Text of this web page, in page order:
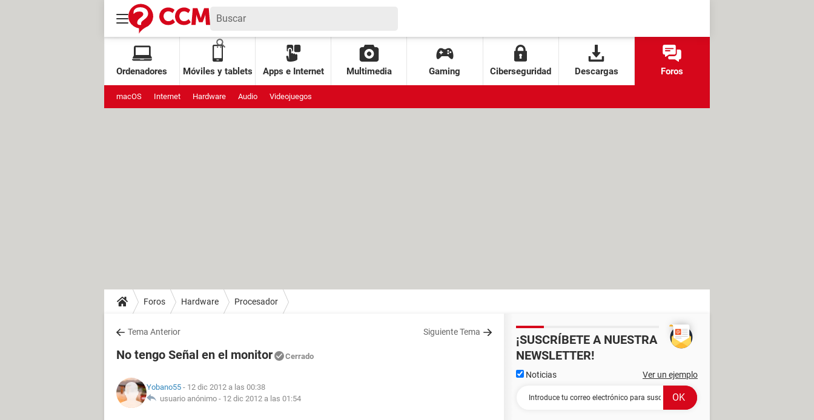
Ordenadores Móviles y tablets Apps e Internet Multimedia Gaming Ciberseguridad Descargas Foros
macOS Internet Hardware Audio Videojuegos
Foros Hardware Procesador
Tema Anterior Siguiente Tema
No tengo Señal en el monitor Cerrado
Yobano55 - 12 dic 2012 a las 00:38
usuario anónimo - 12 dic 2012 a las 01:54
¡SUSCRÍBETE A NUESTRA
NEWSLETTER!
Noticias Ver un ejemplo